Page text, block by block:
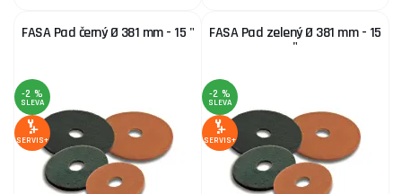
FASA Pad černý Ø 381 mm - 15 "
-2 %
SLEVA
SERVIS+
FASA Pad zelený Ø 381 mm - 15
"
-2 %
SLEVA
SERVIS+